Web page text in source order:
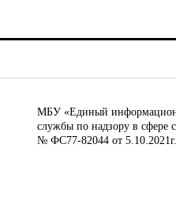
МБУ «Единый
службы по надзору в сфере
№ ФС77-82044 от